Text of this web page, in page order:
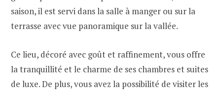
saison, il est servi dans la salle à manger ou sur la
terrasse avec vue panoramique sur la vallée.
Ce lieu, décoré avec goût et raffinement, vous offre
la tranquillité et le charme de ses chambres et suites
de luxe. De plus, vous avez la possibilité de visiter les